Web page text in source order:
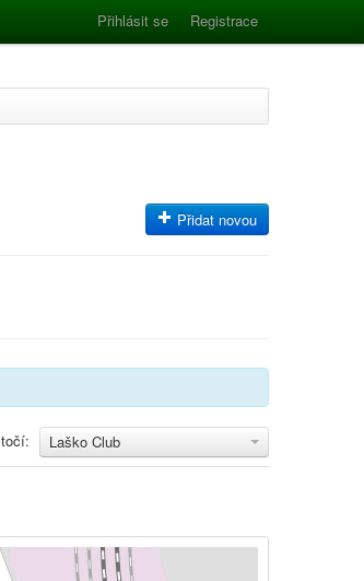
Přihlásit se Registrace
Přidat novou
Laško Club